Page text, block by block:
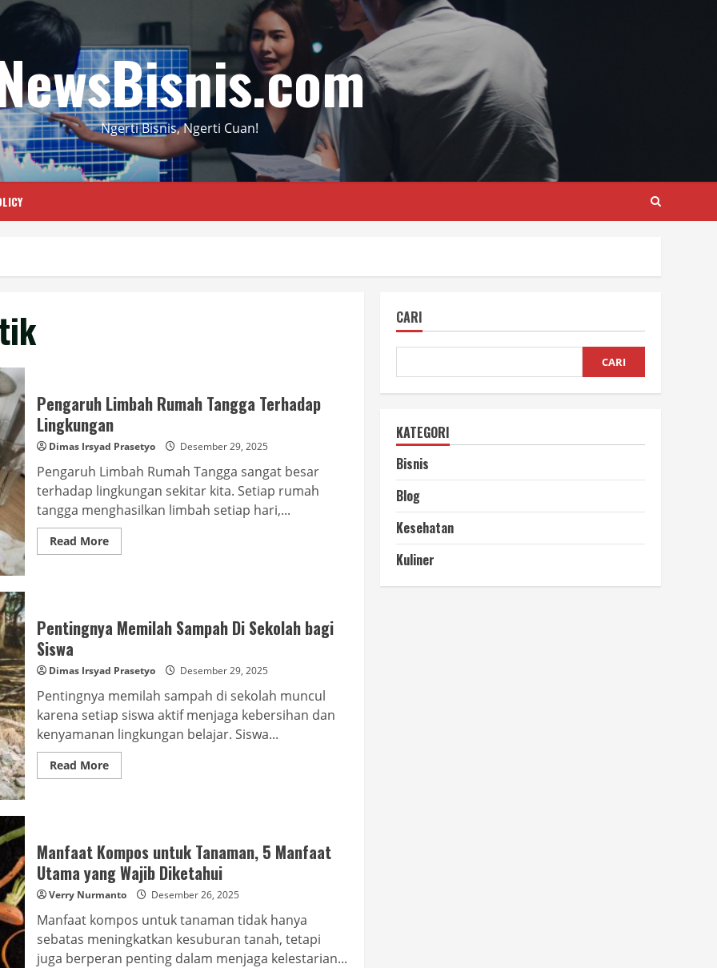
Ngerti Bisnis, Ngerti Cuan!
Pengaruh Limbah Rumah Tangga Terhadap
Lingkungan
Dimas Irsyad Prasetyo Desember 29, 2025
Pengaruh Limbah Rumah Tangga sangat besar
terhadap lingkungan sekitar kita. Setiap rumah
tangga menghasilkan limbah setiap hari,...
Read MoreRead
more
Terhadap
Lingkungan
Pentingnya Memilah Sampah Di Sekolah bagi
Siswa
Dimas Irsyad Prasetyo Desember 29, 2025
Pentingnya memilah sampah di sekolah muncul
karena setiap siswa aktif menjaga kebersihan dan
kenyamanan lingkungan belajar. Siswa...
Read MoreRead
more
bagi
Siswa
Manfaat Kompos untuk Tanaman, 5 Manfaat
Utama yang Wajib Diketahui
Verry Nurmanto Desember 26, 2025
Manfaat kompos untuk tanaman tidak hanya
sebatas meningkatkan kesuburan tanah, tetapi
juga berperan penting dalam menjaga kelestarian...
CARI
CARI
KATEGORI
Bisnis
Blog
Kesehatan
Kuliner